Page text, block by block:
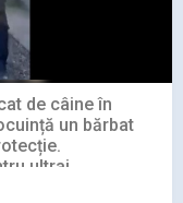
de câine în
un bărbat
ultraj